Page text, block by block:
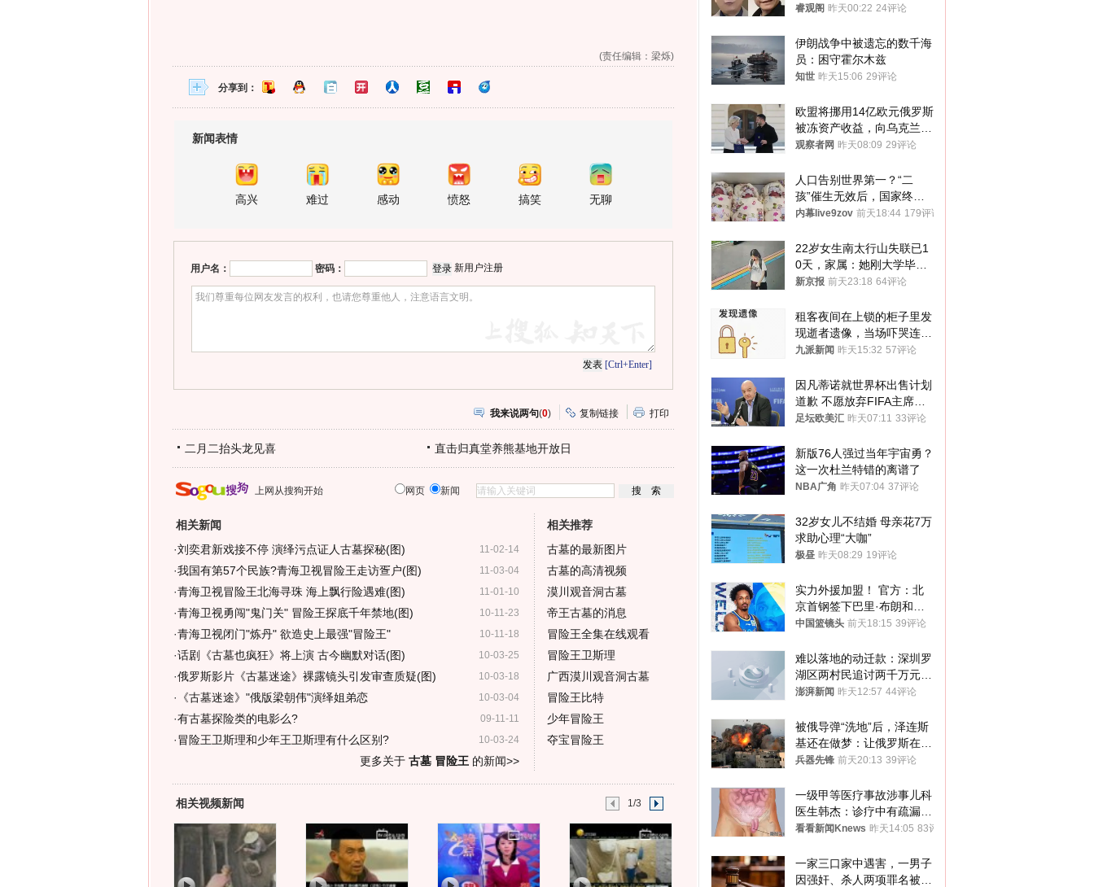
(责任编辑：梁烁)
分享到：
新闻表情
高兴 难过 感动 愤怒 搞笑 无聊
用户名： 密码： 新用户注册
[Ctrl+Enter]
我来说两句(0) 复制链接 打印
二月二抬头龙见喜 直击归真堂养熊基地开放日
上网从搜狗开始 网页 新闻
相关新闻
11-02-14
·刘奕君新戏接不停 演绎污点证人古墓探秘(图)
11-03-04
·我国有第57个民族?青海卫视冒险王走访疍户(图)
11-01-10
·青海卫视冒险王北海寻珠 海上飘行险遇难(图)
10-11-23
·青海卫视勇闯"鬼门关" 冒险王探底千年禁地(图)
10-11-18
·青海卫视闭门"炼丹" 欲造史上最强"冒险王"
10-03-25
·话剧《古墓也疯狂》将上演 古今幽默对话(图)
10-03-18
·俄罗斯影片《古墓迷途》裸露镜头引发审查质疑(图)
10-03-04
· 《古墓迷途》"俄版梁朝伟"演绎姐弟恋
09-11-11
·有古墓探险类的电影么?
10-03-24
·冒险王卫斯理和少年王卫斯理有什么区别?
更多关于 古墓 冒险王的新闻>>
相关推荐
古墓的最新图片
古墓的高清视频
漠川观音洞古墓
帝王古墓的消息
冒险王全集在线观看
冒险王卫斯理
广西漠川观音洞古墓
冒险王比特
少年冒险王
夺宝冒险王
相关视频新闻 1/3
军果然没说错
睿观阁 昨天00:22 24评论
伊朗战争中被遗忘的数千海
员：困守霍尔木兹
知世 昨天15:06 29评论
欧盟将挪用14亿欧元俄罗斯
被冻资产收益，向乌克兰提
供援助
观察者网 昨天08:09 29评论
人口告别世界第一？“二
孩”催生无效后，国家终于
向住房出手了！
内幕live9zov 前天18:44 179评论
22岁女生南太行山失联已1
0天，家属：她刚大学毕业
想到山里旅行
新京报 前天23:18 64评论
租客夜间在上锁的柜子里发
现逝者遗像，当场吓哭连夜
搬离，房东退还押金
九派新闻 昨天15:32 57评论
因凡蒂诺就世界杯出售计划
道歉 不愿放弃FIFA主席职
位
足坛欧美汇 昨天07:11 33评论
新版76人强过当年宇宙勇？
这一次杜兰特错的离谱了
NBA广角 昨天07:04 37评论
32岁女儿不结婚 母亲花7万
求助心理“大咖”
极昼 昨天08:29 19评论
实力外援加盟！ 官方：北
京首钢签下巴里·布朗和桑
普森
中国篮镜头 前天18:15 39评论
难以落地的动迁款：深圳罗
湖区两村民追讨两千万元动
迁款八年未果
澎湃新闻 昨天12:57 44评论
被俄导弹“洗地”后，泽连斯
基还在做梦：让俄罗斯在冬
季前求和？
兵器先锋 前天20:13 39评论
一级甲等医疗事故涉事儿科
医生韩杰：诊疗中有疏漏，
我认错，但不能认罪
看看新闻Knews 昨天14:05 83评论
一家三口家中遇害，一男子
因强奸、杀人两项罪名被判